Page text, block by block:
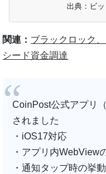
出典：ビ
関連： ブラックロック
シード資金調達
CoinPost公式アプリ
されました
・iOS17対応
・アプリ内WebView
・通知タップ時の挙